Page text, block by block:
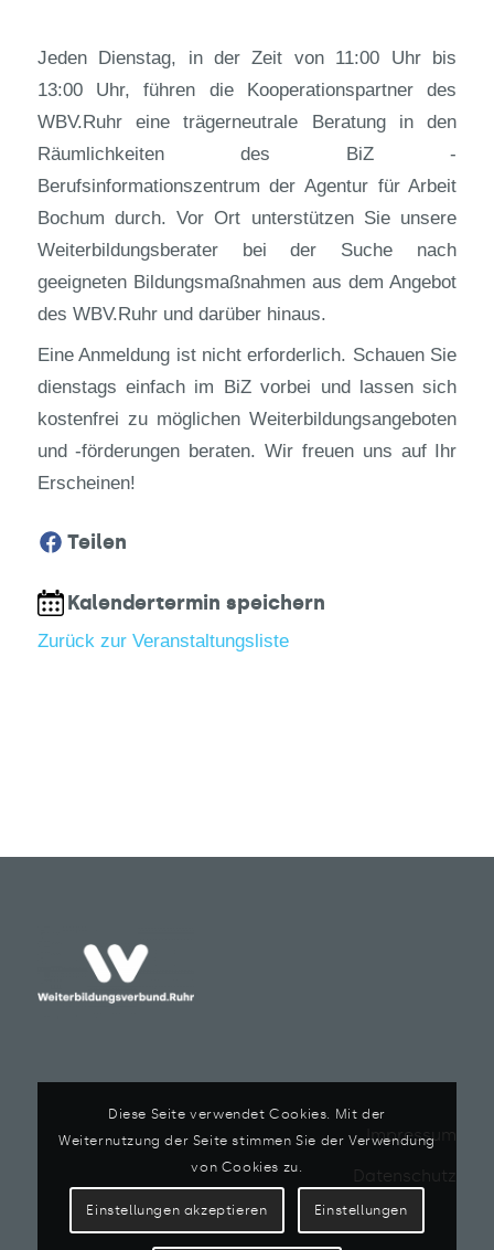
Jeden Dienstag, in der Zeit von 11:00 Uhr bis
13:00 Uhr, führen die Kooperationspartner des
WBV.Ruhr eine trägerneutrale Beratung in den
Räumlichkeiten des BiZ -
Berufsinformationszentrum der Agentur für Arbeit
Bochum durch. Vor Ort unterstützen Sie unsere
Weiterbildungsberater bei der Suche nach
geeigneten Bildungsmaßnahmen aus dem Angebot
des WBV.Ruhr und darüber hinaus.
Eine Anmeldung ist nicht erforderlich. Schauen Sie
dienstags einfach im BiZ vorbei und lassen sich
kostenfrei zu möglichen Weiterbildungsangeboten
und -förderungen beraten. Wir freuen uns auf Ihr
Erscheinen!
Teilen
Kalendertermin speichern
Zurück zur Veranstaltungsliste
Impressum
Datenschutz
Diese Seite verwendet Cookies. Mit der
Weiternutzung der Seite stimmen Sie der Verwendung
von Cookies zu.
Einstellungen akzeptieren Einstellungen